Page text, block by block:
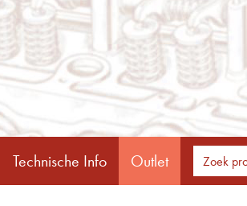
Technische Info Outlet